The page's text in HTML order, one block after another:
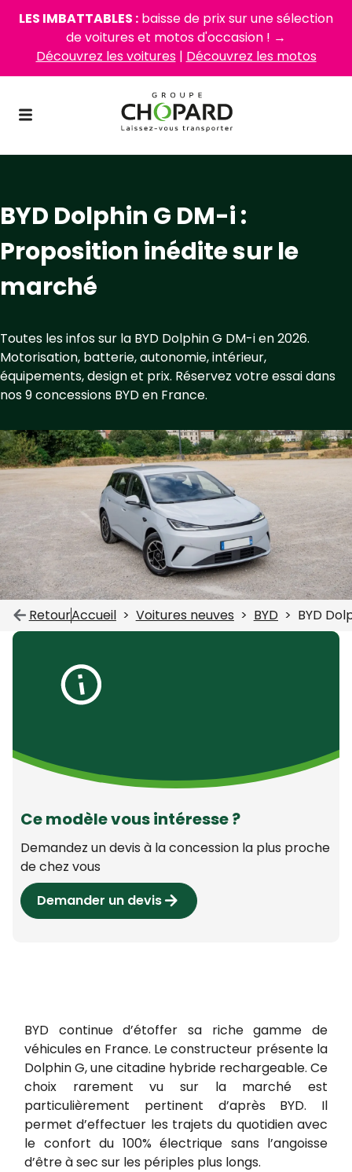
LES IMBATTABLES : baisse de prix sur une sélection
de voitures et motos d'occasion ! →
Découvrez les voitures| Découvrez les motos
BYD Dolphin G DM-i :
Proposition inédite sur le
marché
Toutes les infos sur la BYD Dolphin G DM-i en 2026.
Motorisation, batterie, autonomie, intérieur,
équipements, design et prix. Réservez votre essai dans
nos 9 concessions BYD en France.
RetourAccueil Voitures neuves BYD BYD
Ce modèle vous intéresse ?
Demandez un devis à la concession la plus proche
de chez vous
Demander un devis
BYD continue d’étoffer sa riche gamme de
véhicules en France. Le constructeur présente la
Dolphin G, une citadine hybride rechargeable. Ce
choix rarement vu sur la marché est
particulièrement pertinent d’après BYD. Il
permet d’effectuer les trajets du quotidien avec
le confort du 100% électrique sans l’angoisse
d’être à sec sur les périples plus longs.